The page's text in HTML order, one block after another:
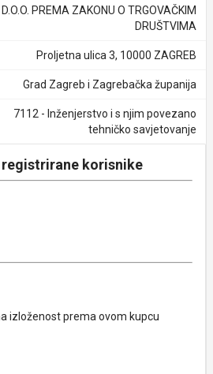
D.O.O. PREMA ZAKONU O TRGOVAČKIM
DRUŠTVIMA
Proljetna ulica 3, 10000 ZAGREB
Grad Zagreb i Zagrebačka županija
7112 - Inženjerstvo i s njim povezano
tehničko savjetovanje
korisnike
izloženost prema ovom kupcu